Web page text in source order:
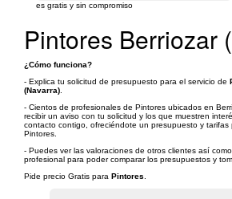
es gratis y sin compromiso
Pintores Berriozar
¿Cómo funciona?
- Explica tu solicitud de presupuesto para el servicio de
(Navarra)
- Cientos de profesionales de Pintores ubicados en
recibir un aviso con tu solicitud y los que muestren
contacto contigo, ofreciéndote un presupuesto y tarifas
Pintores.
- Puedes ver las valoraciones de otros clientes así
profesional para poder comparar los presupuestos y
Pide precio Gratis para Pintores